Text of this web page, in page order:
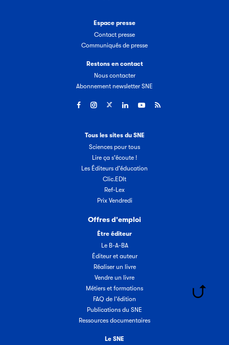
Espace presse
Contact presse
Communiqués de presse
Restons en contact
Nous contacter
Abonnement newsletter SNE
Tous les sites du SNE
Sciences pour tous
Lire ça s'écoute !
Les Éditeurs d'éducation
Clic.EDIt
Ref-Lex
Prix Vendredi
Offres d'emploi
Être éditeur
Le B-A-BA
Éditeur et auteur
Réaliser un livre
Vendre un livre
Métiers et formations
FAQ de l'édition
Publications du SNE
Ressources documentaires
Le SNE